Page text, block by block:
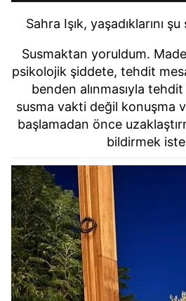
Sahra Işık, yaşadıklarını
Susmaktan yoruldum.
psikolojik şiddete, tehdit
benden alınmasıyla
susma vakti değil konuşma
başlamadan önce
bildirmek